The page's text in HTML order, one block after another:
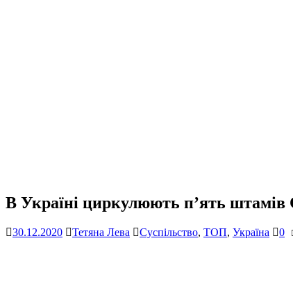
В Україні циркулюють п’ять
30.12.2020 Тетяна Лева Суспільство, ТОП, Україна 0